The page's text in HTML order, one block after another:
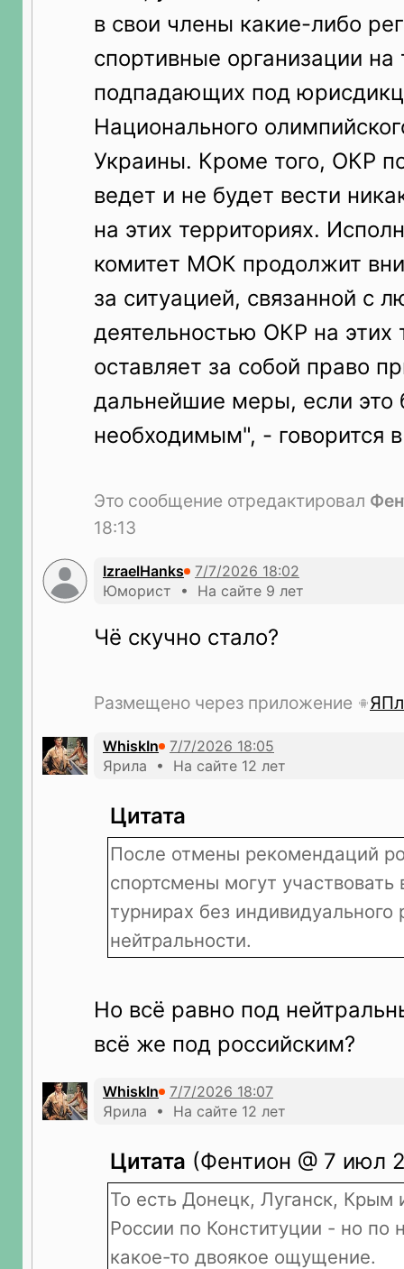
в свои члены какие-либо
спортивные организации на
подпадающих под
Национального
Украины. Кроме того, ОКР
ведет и не будет вести
на этих территориях.
комитет МОК продолжит
за ситуацией, связанной с
деятельностью ОКР на этих
оставляет за собой право
дальнейшие меры, если это
необходимым", - говорится
Это сообщение отредактировал
18:13
IzraelHanks
Юморист • На сайте 9 лет
Чё скучно стало?
Размещено через приложение
WhiskIn
Ярила • На сайте 12 лет
Цитата
После отмены рекомендаций
спортсмены могут
турнирах без индивидуального
нейтральности.
Но всё равно под
всё же под российским?
WhiskIn
Ярила • На сайте 12 лет
Цитата (Фентион @ 7 июл
То есть Донецк, Луганск, Крым
России по Конституции - но по
какое-то двоякое ощущение.